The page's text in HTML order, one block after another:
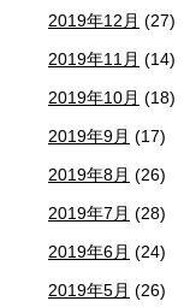
2019年12月 (27)
2019年11月 (14)
2019年10月 (18)
2019年9月 (17)
2019年8月 (26)
2019年7月 (28)
2019年6月 (24)
2019年5月 (26)